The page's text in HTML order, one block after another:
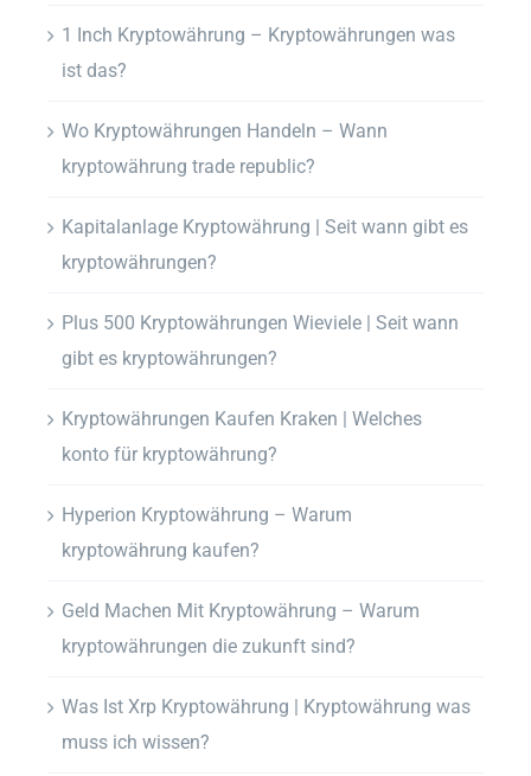
1 Inch Kryptowährung – Kryptowährungen was
ist das?
Wo Kryptowährungen Handeln – Wann
kryptowährung trade republic?
Kapitalanlage Kryptowährung | Seit wann gibt es
kryptowährungen?
Plus 500 Kryptowährungen Wieviele | Seit wann
gibt es kryptowährungen?
Kryptowährungen Kaufen Kraken | Welches
konto für kryptowährung?
Hyperion Kryptowährung – Warum
kryptowährung kaufen?
Geld Machen Mit Kryptowährung – Warum
kryptowährungen die zukunft sind?
Was Ist Xrp Kryptowährung | Kryptowährung was
muss ich wissen?